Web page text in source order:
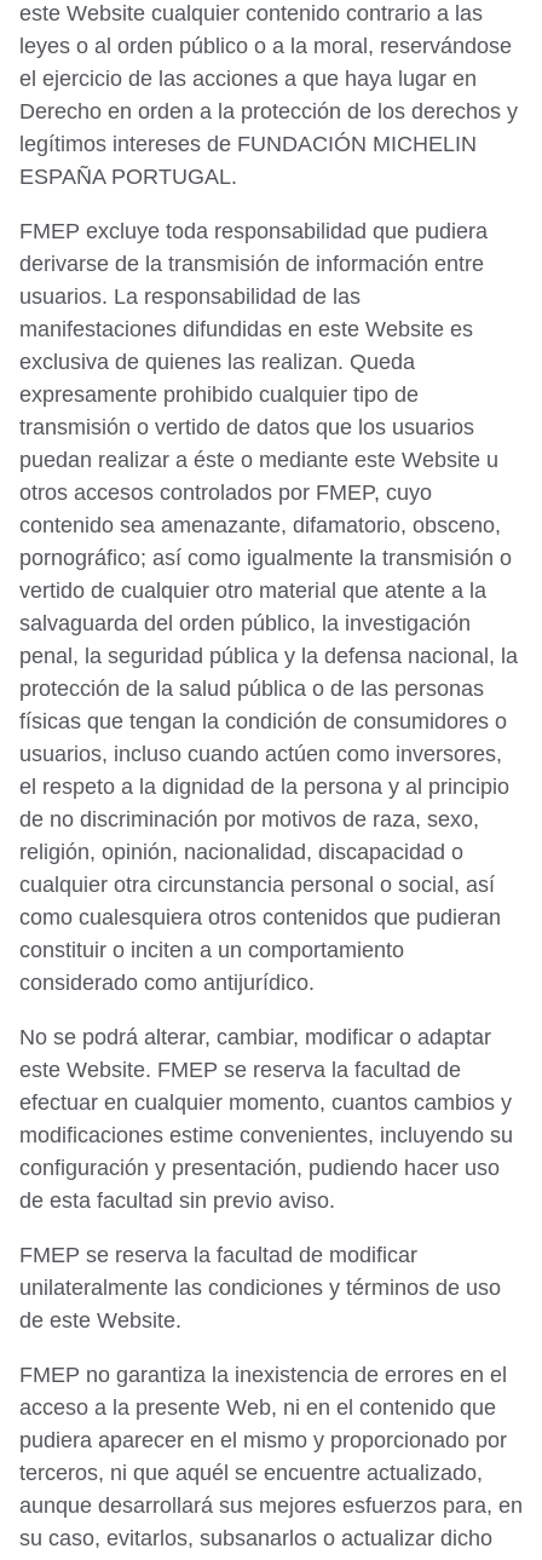
este Website cualquier contenido contrario a las
leyes o al orden público o a la moral, reservándose
el ejercicio de las acciones a que haya lugar en
Derecho en orden a la protección de los derechos y
legítimos intereses de FUNDACIÓN MICHELIN
ESPAÑA PORTUGAL.
FMEP excluye toda responsabilidad que pudiera
derivarse de la transmisión de información entre
usuarios. La responsabilidad de las
manifestaciones difundidas en este Website es
exclusiva de quienes las realizan. Queda
expresamente prohibido cualquier tipo de
transmisión o vertido de datos que los usuarios
puedan realizar a éste o mediante este Website u
otros accesos controlados por FMEP, cuyo
contenido sea amenazante, difamatorio, obsceno,
pornográfico; así como igualmente la transmisión o
vertido de cualquier otro material que atente a la
salvaguarda del orden público, la investigación
penal, la seguridad pública y la defensa nacional, la
protección de la salud pública o de las personas
físicas que tengan la condición de consumidores o
usuarios, incluso cuando actúen como inversores,
el respeto a la dignidad de la persona y al principio
de no discriminación por motivos de raza, sexo,
religión, opinión, nacionalidad, discapacidad o
cualquier otra circunstancia personal o social, así
como cualesquiera otros contenidos que pudieran
constituir o inciten a un comportamiento
considerado como antijurídico.
No se podrá alterar, cambiar, modificar o adaptar
este Website. FMEP se reserva la facultad de
efectuar en cualquier momento, cuantos cambios y
modificaciones estime convenientes, incluyendo su
configuración y presentación, pudiendo hacer uso
de esta facultad sin previo aviso.
FMEP se reserva la facultad de modificar
unilateralmente las condiciones y términos de uso
de este Website.
FMEP no garantiza la inexistencia de errores en el
acceso a la presente Web, ni en el contenido que
pudiera aparecer en el mismo y proporcionado por
terceros, ni que aquél se encuentre actualizado,
aunque desarrollará sus mejores esfuerzos para, en
su caso, evitarlos, subsanarlos o actualizar dicho